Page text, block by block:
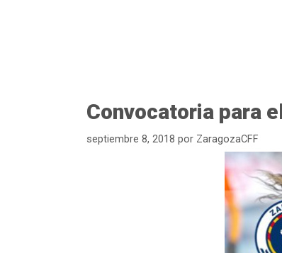
Convocatoria para
septiembre 8, 2018 por ZaragozaCFF